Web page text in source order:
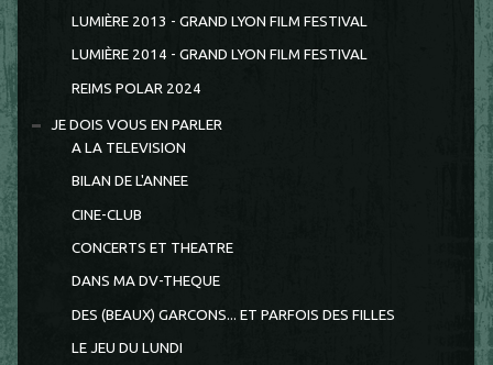
LUMIÈRE 2013 - GRAND LYON FILM FESTIVAL
LUMIÈRE 2014 - GRAND LYON FILM FESTIVAL
REIMS POLAR 2024
JE DOIS VOUS EN PARLER
A LA TELEVISION
BILAN DE L'ANNEE
CINE-CLUB
CONCERTS ET THEATRE
DANS MA DV-THEQUE
DES (BEAUX) GARCONS... ET PARFOIS DES FILLES
LE JEU DU LUNDI